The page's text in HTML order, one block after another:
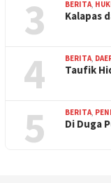
3 BERITA
Kalapas
4 BERITA
Taufik
5 BERITA
Di Duga